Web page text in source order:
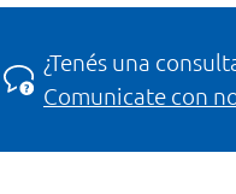
¿Tenés una
Comunicate con